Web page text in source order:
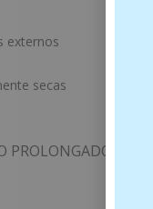
externos
secas